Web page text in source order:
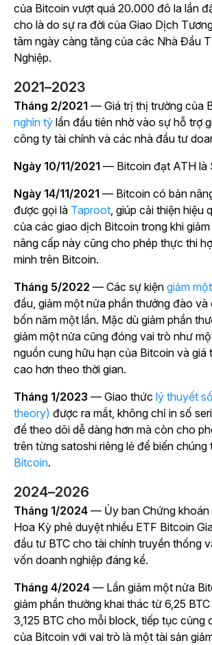
của Bitcoin vượt quá 20.000 đô la lần
cho là do sự ra đời của Giao Dịch
tâm ngày càng tăng của các Nhà Đầu
Nghiệp.
2021–2023
Tháng 2/2021 — Giá trị thị trường của
nghìn tỷ lần đầu tiên nhờ vào sự hỗ trợ
công ty tài chính và các nhà đầu tư
Ngày 10/11/2021 — Bitcoin đạt ATH là
Ngày 14/11/2021 — Bitcoin có bản
được gọi là Taproot, giúp cải thiện hiệu
của các giao dịch Bitcoin trong khi
nâng cấp này cũng cho phép thực thi
minh trên Bitcoin.
Tháng 5/2022 — Các sự kiện giảm
đầu, giảm một nửa phần thưởng đào và
bốn năm một lần. Mặc dù giảm phần
giảm một nửa cũng đóng vai trò như
nguồn cung hữu hạn của Bitcoin và giá
cao hơn theo thời gian.
Tháng 1/2023 — Giao thức lý thuyết
theory) được ra mắt, không chỉ in số
để theo dõi dễ dàng hơn mà còn cho
trên từng satoshi riêng lẻ để biến chúng
Bitcoin.
2024–2026
Tháng 1/2024 — Ủy ban Chứng khoán
Hoa Kỳ phê duyệt nhiều ETF Bitcoin
đầu tư BTC cho tài chính truyền thống
vốn doanh nghiệp đáng kể.
Tháng 4/2024 — Lần giảm một nửa
giảm phần thưởng khai thác từ 6,25
3,125 BTC cho mỗi block, tiếp tục củng
của Bitcoin với vai trò là một tài sản